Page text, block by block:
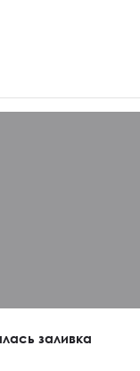
заливка